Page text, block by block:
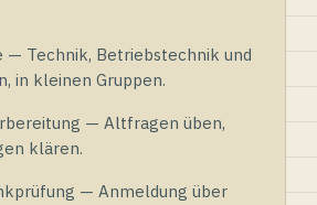
— Technik, Betriebstechnik und
in kleinen Gruppen.
— Altfragen üben,
klären.
— Anmeldung über